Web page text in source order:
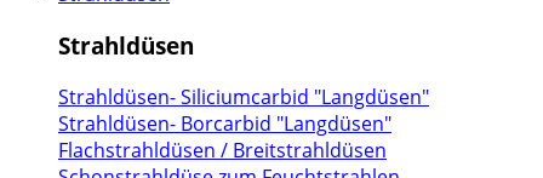
Strahldüsen
Strahldüsen- Siliciumcarbid "Langdüsen"
Strahldüsen- Borcarbid "Langdüsen"
Flachstrahldüsen / Breitstrahldüsen